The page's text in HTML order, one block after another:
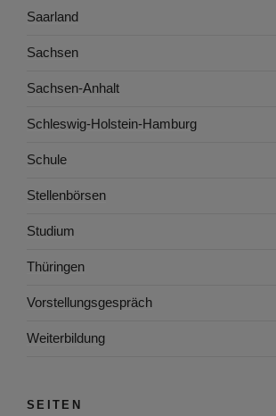
Saarland
Sachsen
Sachsen-Anhalt
Schleswig-Holstein-Hamburg
Schule
Stellenbörsen
Studium
Thüringen
Vorstellungsgespräch
Weiterbildung
SEITEN